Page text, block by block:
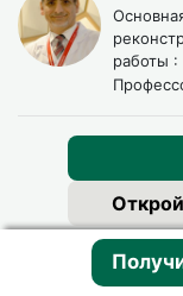
работы :